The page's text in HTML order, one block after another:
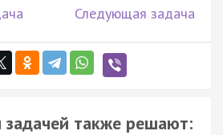
Следующая задача
задачей также решают: